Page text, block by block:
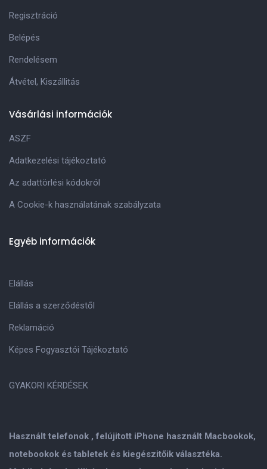
Használt telefonok , felújitott iPhone használt Macbookok,
notebookok és tabletek és kiegészitőik választéka.
Regisztráció
Belépés
Rendelésem
Átvétel, Kiszállitás
Vásárlási információk
ASZF
Adatkezelési tájékoztató
Az adattörlési kódokról
A Cookie-k használatának szabályzata
Egyéb információk
Elállás
Elállás a szerződéstől
Reklamáció
Képes Fogyasztói Tájékoztató
GYAKORI KÉRDÉSEK